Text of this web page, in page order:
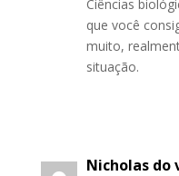
Ciências
que você
muito,
situação.
Nicholas do